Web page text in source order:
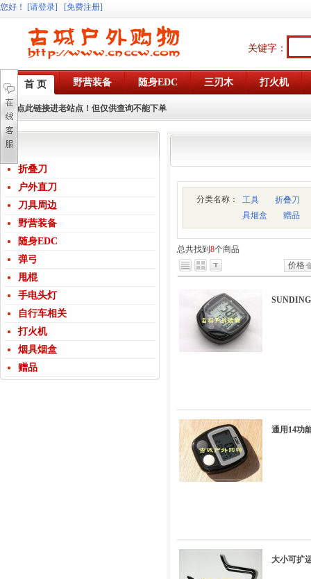
您好 ！ [请登录] [免费注册]
关键字：
首 页 野营装备 随身EDC 三刃木 打火机
点此链接进老站点！但仅供查询不能下单
折叠刀
户外直刀
刀具周边
野营装备
随身EDC
弹弓
甩棍
手电头灯
自行车相关
打火机
烟具烟盒
赠品
分类名称： 工具
折叠刀
具烟盒
赠品
总共找到 8个商品
价格
通用14功
大小可扩